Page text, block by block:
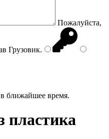
Пожалуйста,
Грузовик.
ближайшее время.
пластика